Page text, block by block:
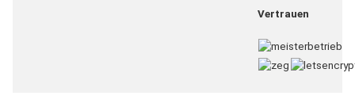
Vertrauen